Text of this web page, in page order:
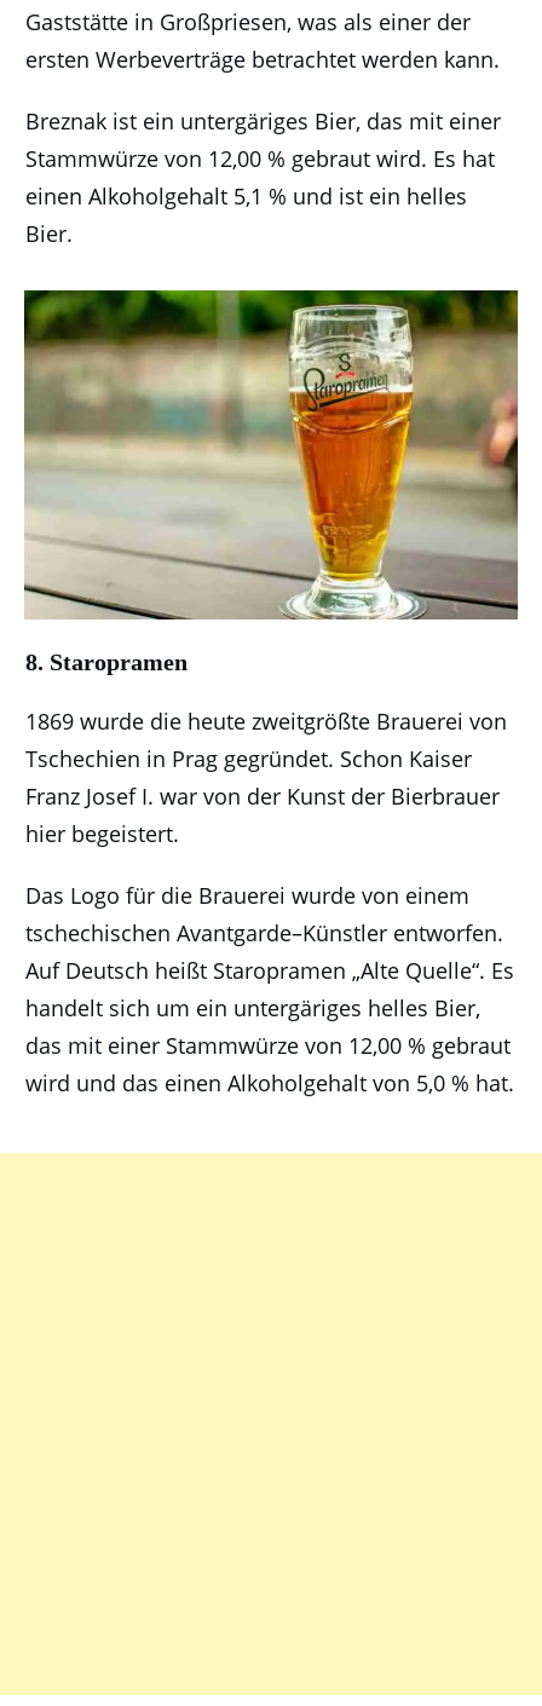
Gaststätte in Großpriesen, was als einer der
ersten Werbeverträge betrachtet werden kann.
Breznak ist ein untergäriges Bier, das mit einer
Stammwürze von 12,00 % gebraut wird. Es hat
einen Alkoholgehalt 5,1 % und ist ein helles
Bier.
8. Staropramen
1869 wurde die heute zweitgrößte Brauerei von
Tschechien in Prag gegründet. Schon Kaiser
Franz Josef I. war von der Kunst der Bierbrauer
hier begeistert.
Das Logo für die Brauerei wurde von einem
tschechischen Avantgarde–Künstler entworfen.
Auf Deutsch heißt Staropramen „Alte Quelle“. Es
handelt sich um ein untergäriges helles Bier,
das mit einer Stammwürze von 12,00 % gebraut
wird und das einen Alkoholgehalt von 5,0 % hat.